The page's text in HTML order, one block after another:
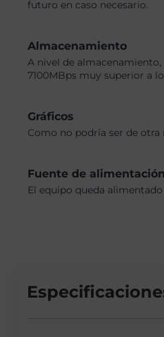
futuro en caso necesario.
Almacenamiento
A nivel de
7100MBps muy superior a
Gráficos
Como no podría ser de otra
Fuente de alimentación
El equipo queda